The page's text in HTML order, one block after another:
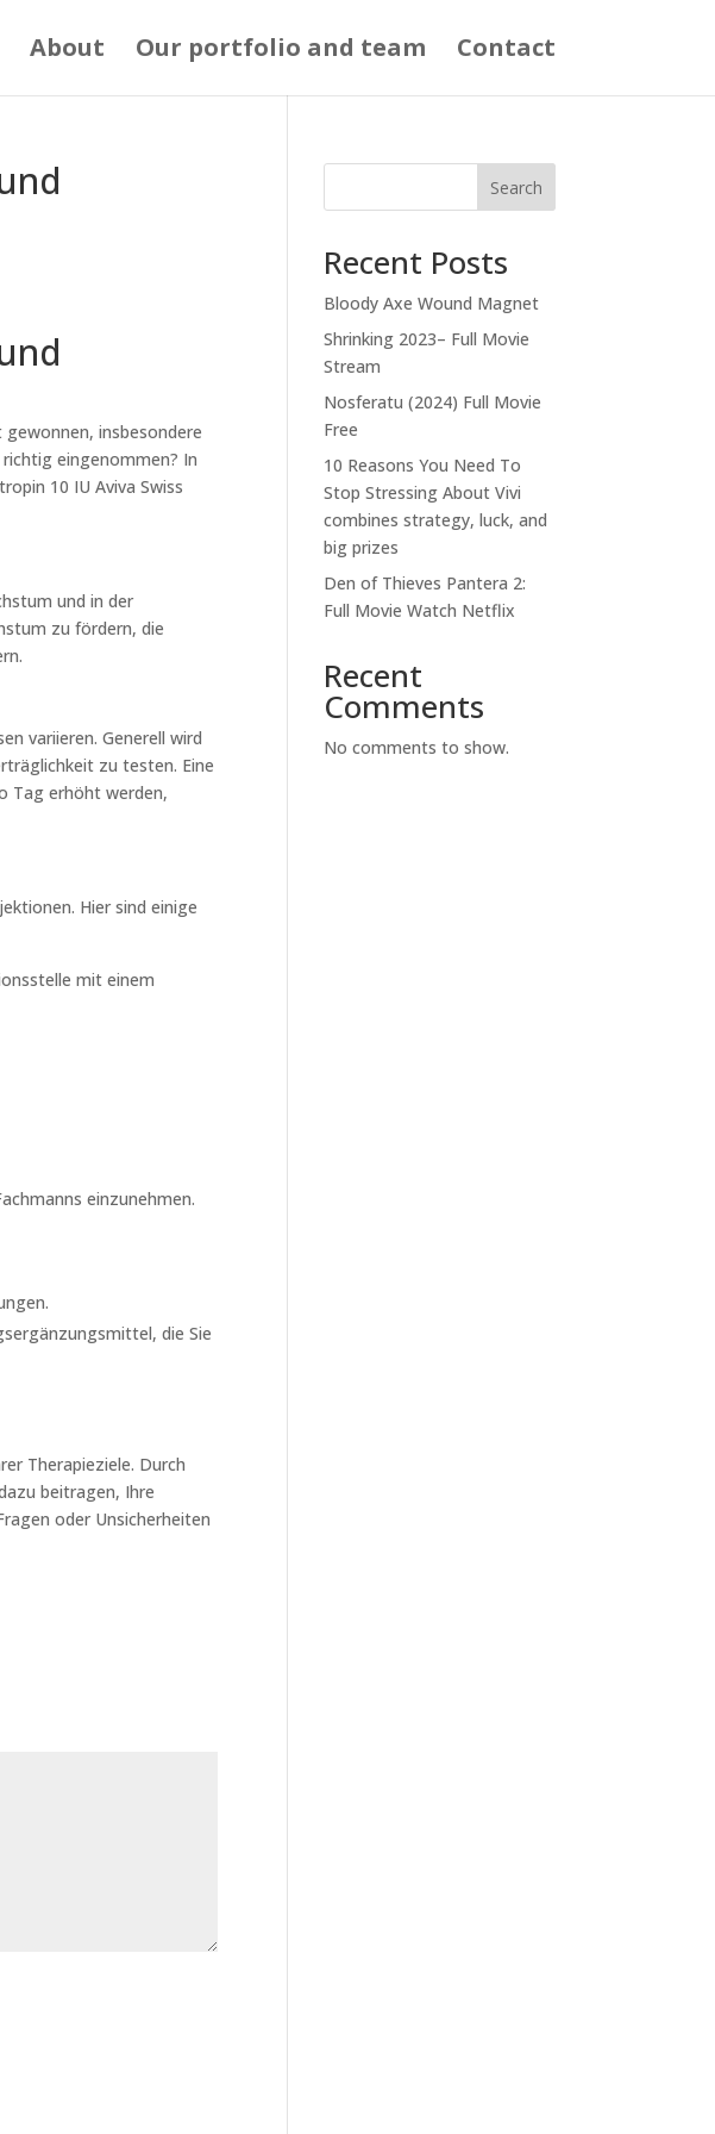
About Our portfolio and team Contact
insbesondere
eingenommen? In
10 IU Aviva Swiss
und in der
zu fördern, die
variieren. Generell wird
zu testen. Eine
Tag erhöht werden,
Hier sind einige
mit einem
einzunehmen.
die Sie
Therapieziele. Durch
beitragen, Ihre
oder Unsicherheiten
Search
Recent Posts
Bloody Axe Wound Magnet
Shrinking 2023– Full Movie
Stream
Nosferatu (2024) Full Movie
Free
10 Reasons You Need To
Stop Stressing About Vivi
combines strategy, luck, and
big prizes
Den of Thieves Pantera 2:
Full Movie Watch Netflix
Recent
Comments
No comments to show.